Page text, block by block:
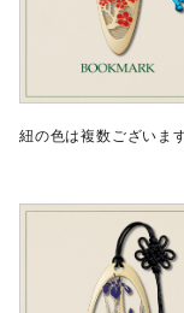
紐の色は複数ございま